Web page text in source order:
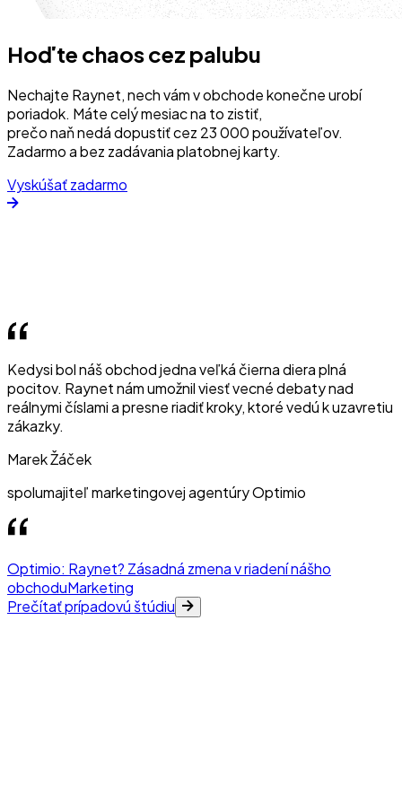
Hoďte chaos cez palubu
Nechajte Raynet, nech vám v obchode konečne urobí
poriadok. Máte celý mesiac na to zistiť,
prečo naň nedá dopustiť cez 23 000 používateľov.
Zadarmo a bez zadávania platobnej karty.
Vyskúšať zadarmo
Kedysi bol náš obchod jedna veľká čierna diera plná
pocitov. Raynet nám umožnil viesť vecné debaty nad
reálnymi číslami a presne riadiť kroky, ktoré vedú k uzavretiu
zákazky.
Marek Žáček
spolumajiteľ marketingovej agentúry Optimio
Optimio: Raynet? Zásadná zmena v riadení nášho
obchoduMarketing
Prečítať prípadovú štúdiu